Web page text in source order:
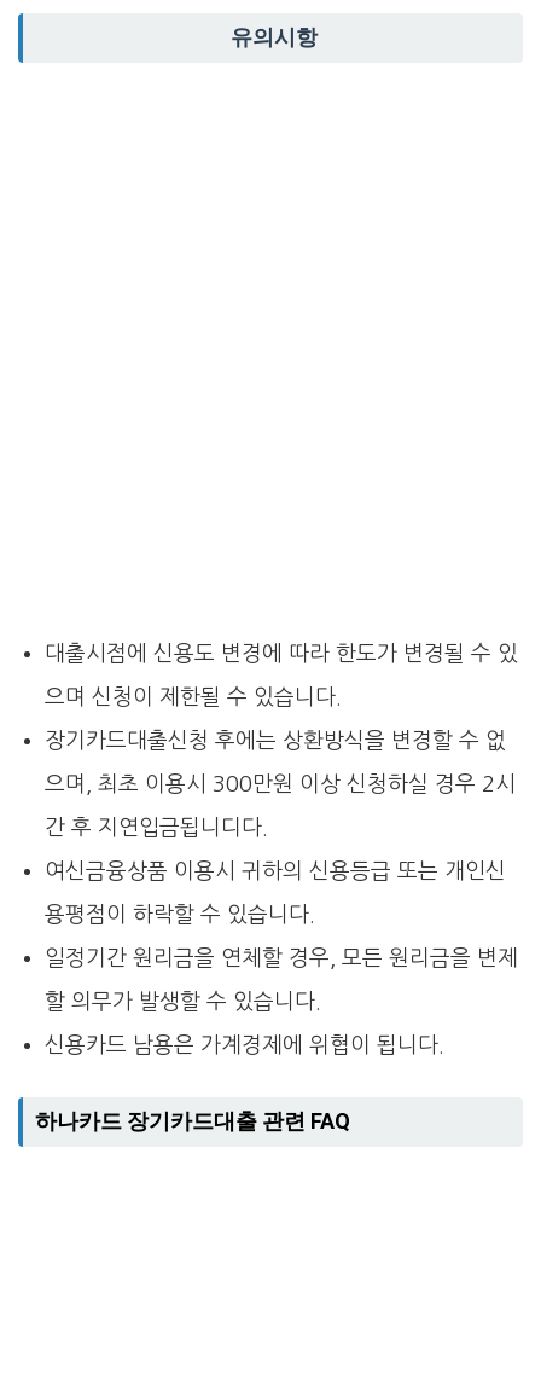
유의시항
대출시점에 신용도 변경에 따라 한도가 변경될 수 있
으며 신청이 제한될 수 있습니다.
장기카드대출신청 후에는 상환방식을 변경할 수 없
으며, 최초 이용시 300만원 이상 신청하실 경우 2시
간 후 지연입금됩니디다.
여신금융상품 이용시 귀하의 신용등급 또는 개인신
용평점이 하락할 수 있습니다.
일정기간 원리금을 연체할 경우, 모든 원리금을 변제
할 의무가 발생할 수 있습니다.
신용카드 남용은 가계경제에 위협이 됩니다.
하나카드 장기카드대출 관련 FAQ